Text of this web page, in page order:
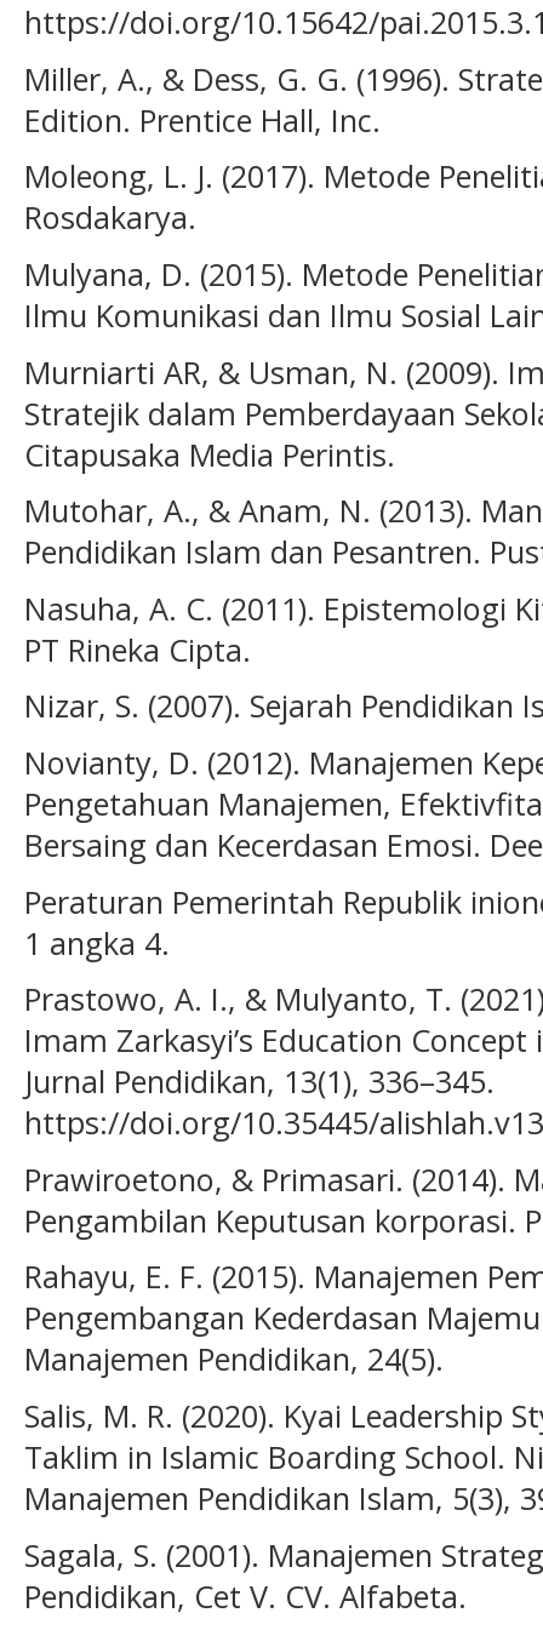
https://doi.org/10.15642/
Miller, A., & Dess, G. G. (1996).
Edition. Prentice Hall, Inc.
Moleong, L. J. (2017). Metode
Rosdakarya.
Mulyana, D. (2015). Metode
Ilmu Komunikasi dan Ilmu Sosial
Murniarti AR, & Usman, N. (2009).
Stratejik dalam Pemberdayaan
Citapusaka Media Perintis.
Mutohar, A., & Anam, N. (2013).
Pendidikan Islam dan Pesantren.
Nasuha, A. C. (2011). Epistemologi
PT Rineka Cipta.
Nizar, S. (2007). Sejarah Pendidikan
Novianty, D. (2012). Manajemen
Pengetahuan Manajemen,
Bersaing dan Kecerdasan Emosi.
Peraturan Pemerintah Republik
1 angka 4.
Prastowo, A. I., & Mulyanto, T.
Imam Zarkasyi’s Education Concept
Jurnal Pendidikan, 13(1), 336–345.
https://doi.org/10.35445/
Prawiroetono, & Primasari. (2014).
Pengambilan Keputusan korporasi.
Rahayu, E. F. (2015). Manajemen
Pengembangan Kederdasan
Manajemen Pendidikan, 24(5).
Salis, M. R. (2020). Kyai Leadership
Taklim in Islamic Boarding School.
Manajemen Pendidikan Islam, 5(3),
Sagala, S. (2001). Manajemen
Pendidikan, Cet V. CV. Alfabeta.